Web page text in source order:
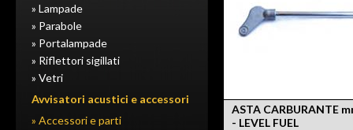
» Lampade
» Parabole
» Portalampade
» Riflettori sigillati
» Vetri
Avvisatori acustici e accessori
» Accessori e parti
ASTA CARBURANTE
- LEVEL FUEL